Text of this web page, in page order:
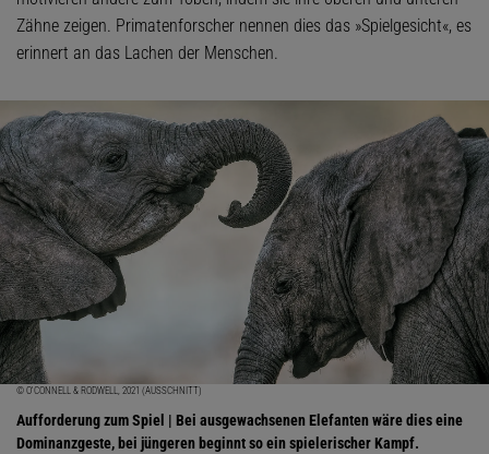
Zähne zeigen. Primatenforscher nennen dies das »Spielgesicht«, es
erinnert an das Lachen der Menschen.
© O'CONNELL & RODWELL, 2021 (AUSSCHNITT)
Aufforderung zum Spiel | Bei ausgewachsenen Elefanten wäre dies eine
Dominanzgeste, bei jüngeren beginnt so ein spielerischer Kampf.